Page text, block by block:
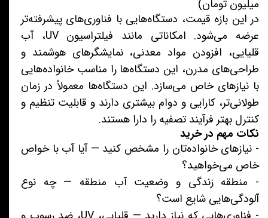
میلیون تومان)
در این بازه قیمت، دستگاه‌هایی با فناوری‌های پیشرفته‌تر
عرضه می‌شود. امکاناتی مانند فیلتراسیون UV، آب
قلیایی، افزودن مواد معدنی، نمایشگرهای هوشمند و
طراحی‌های مدرن، این دستگاه‌ها را مناسب خانواده‌هایی
با نیازهای خاص می‌سازد. این دستگاه‌ها معمولاً در زمان
طولانی‌تر، کارایی و دوام بیشتری دارند و قابلیت تنظیم و
کنترل بهتر فرآیند تصفیه را دارا هستند.
نکات مهم در خرید
- نیازهای خانواده‌تان را مشخص کنید — آیا آب با خواص
خاص می‌خواهید؟
- منطقه زندگی و وضعیت آب منطقه — چه نوع
آلودگی‌هایی شایع است؟